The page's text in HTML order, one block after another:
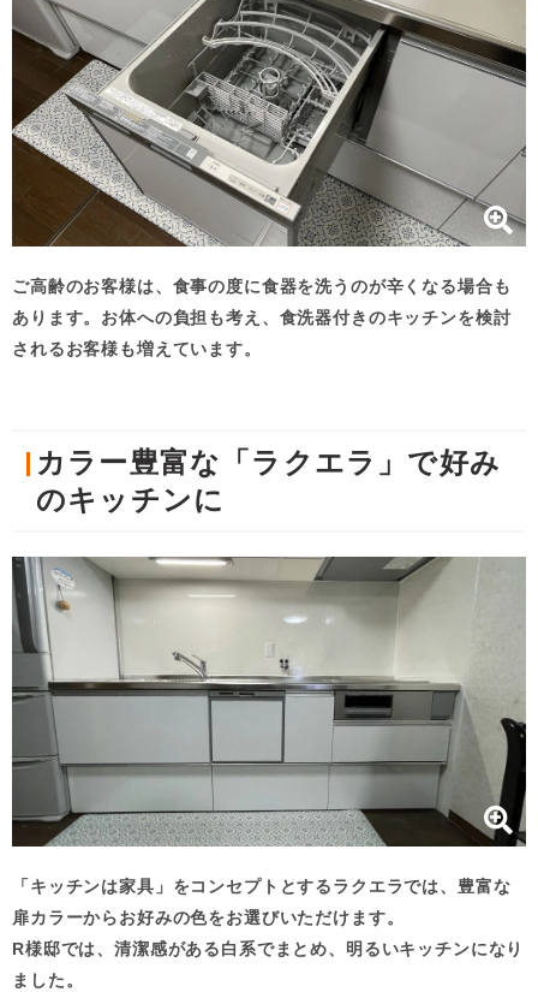
ご高齢のお客様は、食事の度に食器を洗うのが辛くなる場合も
あります。お体への負担も考え、食洗器付きのキッチンを検討
されるお客様も増えています。
カラー豊富な「ラクエラ」で好み
のキッチンに
「キッチンは家具」をコンセプトとするラクエラでは、豊富な
扉カラーからお好みの色をお選びいただけます。
R様邸では、清潔感がある白系でまとめ、明るいキッチンになり
ました。